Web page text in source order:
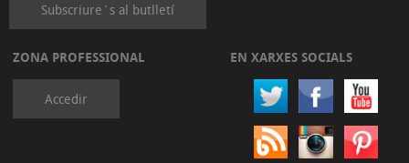
Subscriure´s al butlletí
ZONA PROFESSIONAL
Accedir
EN XARXES SOCIALS